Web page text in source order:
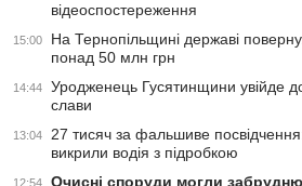
відеоспостереження
15:00
На Тернопільщині державі
понад 50 млн грн
14:44
Уродженець Гусятинщини увійде
слави
13:04
27 тисяч за фальшиве
викрили водія з підробкою
12:54
Очисні споруди могли